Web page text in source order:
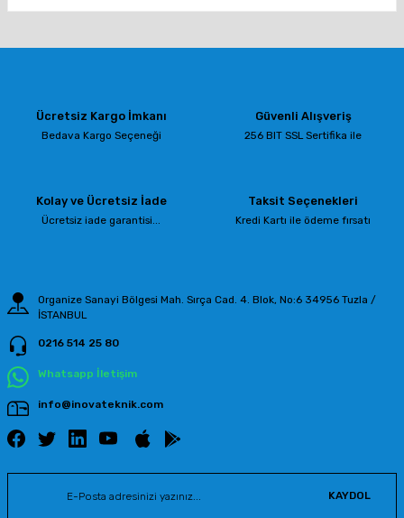
Yorum Yaz
Ürün resmi kalitesiz, bozuk veya görüntülenemiyor.
Ürün fiyatı diğer sitelerden daha pahalı.
Ücretsiz Kargo İmkanı
Bedava Kargo Seçeneği
Güvenli Alışveriş
256 BIT SSL Sertifika ile
Kolay ve Ücretsiz İade
Ücretsiz iade garantisi...
Taksit Seçenekleri
Kredi Kartı ile ödeme fırsatı
Organize Sanayi Bölgesi Mah. Sırça Cad. 4. Blok, No:6 34956 Tuzla /
İSTANBUL
0216 514 25 80
Whatsapp İletişim
info@inovateknik.com
KAYDOL